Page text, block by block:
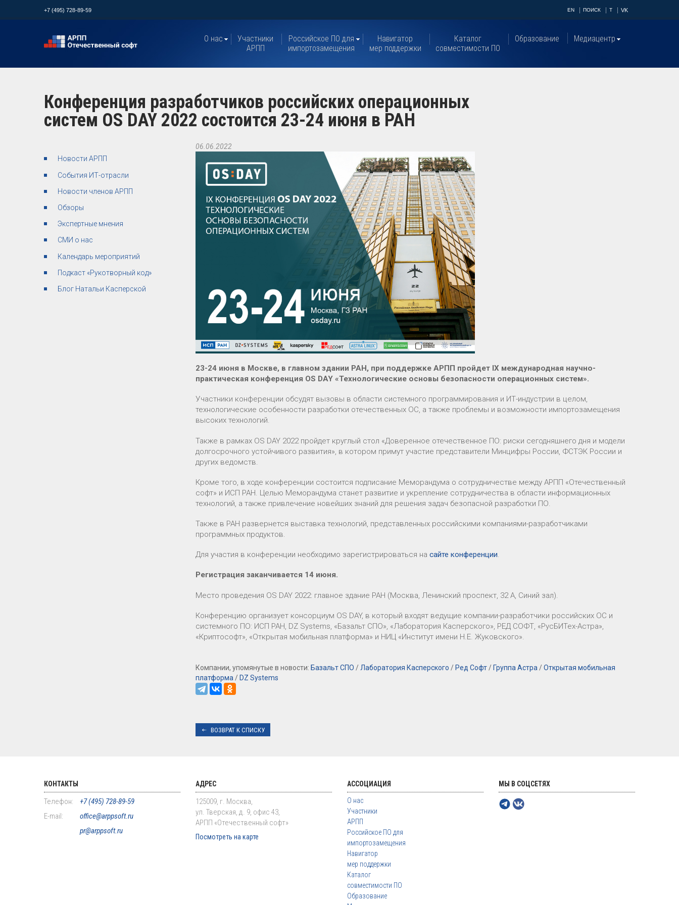
+7 (495) 728-89-59 EN ПОИСК T VK
О нас
Участники
АРПП
Российское ПО для
импортозамещения
Навигатор
мер поддержки
Каталог
совместимости ПО
Образование Медиацентр
Конференция разработчиков российских операционных
систем OS DAY 2022 состоится 23-24 июня в РАН
Новости АРПП
События ИТ-отрасли
Новости членов АРПП
Обзоры
Экспертные мнения
СМИ о нас
Календарь мероприятий
Подкаст «Рукотворный код»
Блог Натальи Касперской
06.06.2022
23-24 июня в Москве, в главном здании РАН, при поддержке АРПП пройдет IX международная научно-
практическая конференция OS DAY «Технологические основы безопасности операционных систем».
Участники конференции обсудят вызовы в области системного программирования и ИТ-индустрии в целом,
технологические особенности разработки отечественных ОС, а также проблемы и возможности импортозамещения
высоких технологий.
Также в рамках OS DAY 2022 пройдет круглый стол «Доверенное отечественное ПО: риски сегодняшнего дня и модели
долгосрочного устойчивого развития», в котором примут участие представители Минцифры России, ФСТЭК России и
других ведомств.
Кроме того, в ходе конференции состоится подписание Меморандума о сотрудничестве между АРПП «Отечественный
софт» и ИСП РАН. Целью Меморандума станет развитие и укрепление сотрудничества в области информационных
технологий, а также привлечение новейших знаний для решения задач безопасной разработки ПО.
Также в РАН развернется выставка технологий, представленных российскими компаниями-разработчиками
программных продуктов.
Для участия в конференции необходимо зарегистрироваться на сайте конференции.
Регистрация заканчивается 14 июня.
Место проведения OS DAY 2022: главное здание РАН (Москва, Ленинский проспект, 32 А, Синий зал).
Конференцию организует консорциум OS DAY, в который входят ведущие компании-разработчики российских ОС и
системного ПО: ИСП РАН, DZ Systems, «Базальт СПО», «Лаборатория Касперского», РЕД СОФТ, «РусБИТех-Астра»,
«Криптософт», «Открытая мобильная платформа» и НИЦ «Институт имени Н.Е. Жуковского».
Компании, упомянутые в новости: Базальт СПО / Лаборатория Касперского / Ред Софт / Группа Астра /Открытая мобильная
платформа / DZ Systems
ВОЗВРАТ К СПИСКУ
КОНТАКТЫ
Телефон:
+7 (495) 728-89-59
E-mail:
office@arppsoft.ru
pr@arppsoft.ru
АДРЕС
125009, г. Москва,
ул. Тверская, д. 9, офис 43,
АРПП «Отечественный софт»
Посмотреть на карте
АССОЦИАЦИЯ
О нас
Участники
АРПП
Российское ПО для
импортозамещения
Навигатор
мер поддержки
Каталог
совместимости ПО
Образование
МЫ В СОЦСЕТЯХ